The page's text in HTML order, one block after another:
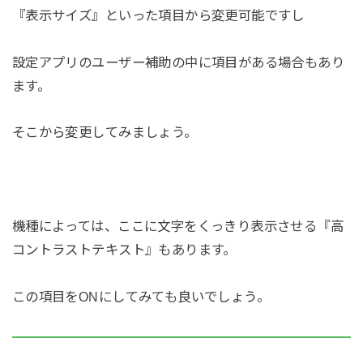
『表示サイズ』といった項目から変更可能ですし
設定アプリのユーザー補助の中に項目がある場合もあり
ます。
そこから変更してみましょう。
機種によっては、ここに文字をくっきり表示させる『高
コントラストテキスト』もあります。
この項目をONにしてみても良いでしょう。